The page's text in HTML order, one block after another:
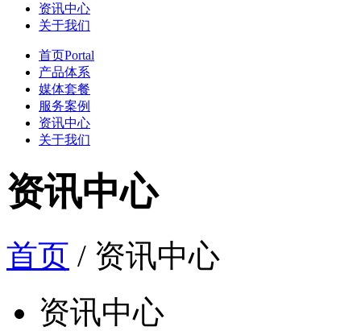
资讯中心
关于我们
首页Portal
产品体系
媒体套餐
服务案例
资讯中心
关于我们
资讯中心
首页 / 资讯中心
资讯中心